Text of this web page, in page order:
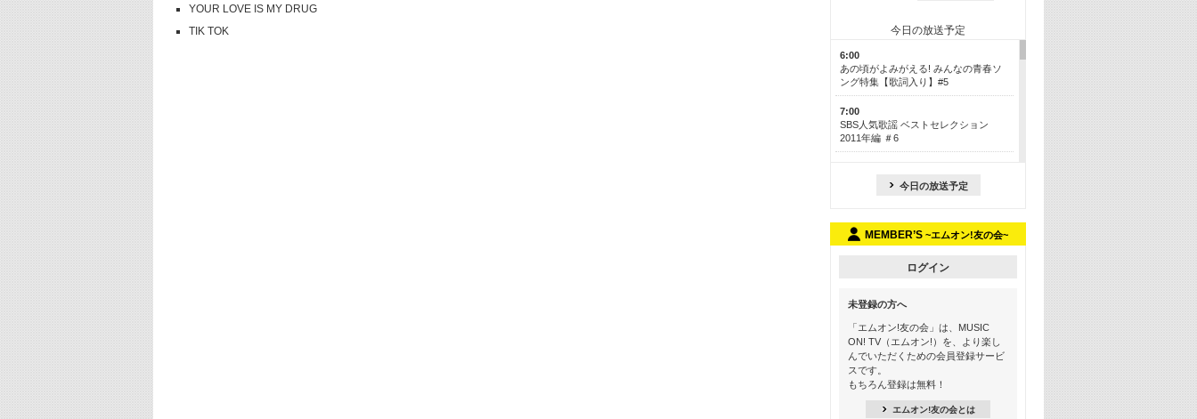
YOUR LOVE IS MY DRUG
TIK TOK
今日の放送予定
6:00
あの頃がよみがえる! みんなの青春ソ
ング特集【歌詞入り】#5
7:00
SBS人気歌謡 ベストセレクション
2011年編 ＃6
今も昔も愛される鉄板カラオケメドレ
ー【歌詞入り】 一挙5時間！
13:30
Apple Music カウントダウン 20
16:30
あのころK-POPヒッツ! 2018→2021年
18:30
M-ON! Countdown K
今日の放送予定
MEMBER’S ~エムオン!友の会~
ログイン
未登録の方へ
「エムオン!友の会」は、MUSIC
ON! TV（エムオン!）を、より楽し
んでいただくための会員登録サービ
スです。
もちろん登録は無料！
エムオン!友の会とは